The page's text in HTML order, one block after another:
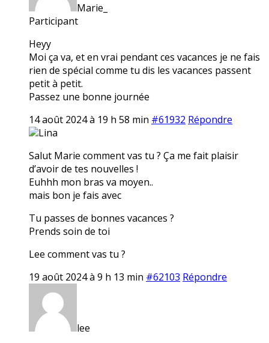
Marie_
Participant
Heyy
Moi ça va, et en vrai pendant ces vacances je ne fais
rien de spécial comme tu dis les vacances passent
petit à petit.
Passez une bonne journée
14 août 2024 à 19 h 58 min #61932 Répondre
Lina
Salut Marie comment vas tu ? Ça me fait plaisir
d’avoir de tes nouvelles !
Euhhh mon bras va moyen..
mais bon je fais avec
Tu passes de bonnes vacances ?
Prends soin de toi
Lee comment vas tu ?
19 août 2024 à 9 h 13 min #62103 Répondre
lee